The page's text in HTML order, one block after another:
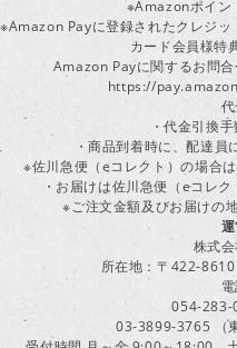
※Amazonポイン
※Amazon Payに登録されたクレジッ
カード会員様特
Amazon Payに関するお問合
https://
・代金引換
・商品到着時に、配達員
※佐川急便（eコレクト）の場合
・お届けは佐川急便（eコレ
※ご注文金額及びお届けの
株式
所在地：〒422-
054-283-
03-3899-3765 （